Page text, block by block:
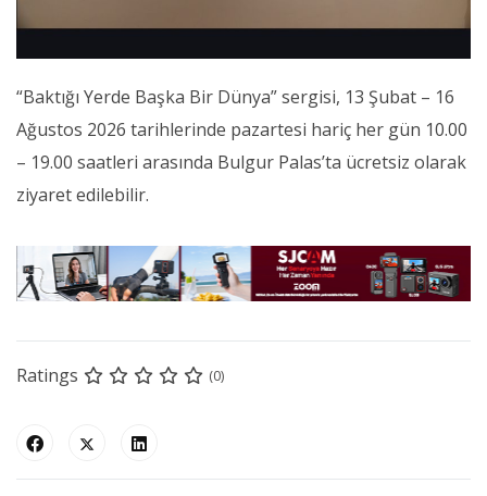
“Baktığı Yerde Başka Bir Dünya” sergisi, 13 Şubat – 16
Ağustos 2026 tarihlerinde pazartesi hariç her gün 10.00
– 19.00 saatleri arasında Bulgur Palas’ta ücretsiz olarak
ziyaret edilebilir.
Ratings (0)